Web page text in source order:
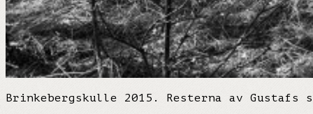
Brinkebergskulle 2015. Resterna av